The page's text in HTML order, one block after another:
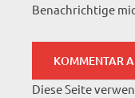
Benachrichtige
Diese Seite